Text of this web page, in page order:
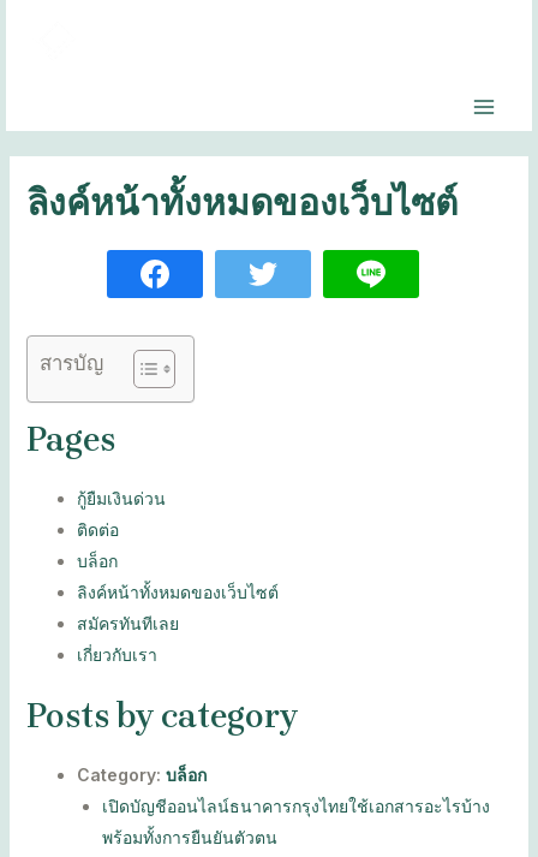
ลิงค์หน้าทั้งหมดของเว็บไซต์
สารบัญ
Pages
กู้ยืมเงินด่วน
ติดต่อ
บล็อก
ลิงค์หน้าทั้งหมดของเว็บไซต์
สมัครทันทีเลย
เกี่ยวกับเรา
Posts by category
Category: บล็อก
เปิดบัญชีออนไลน์ธนาคารกรุงไทยใช้เอกสารอะไรบ้าง
พร้อมทั้งการยืนยันตัวตน